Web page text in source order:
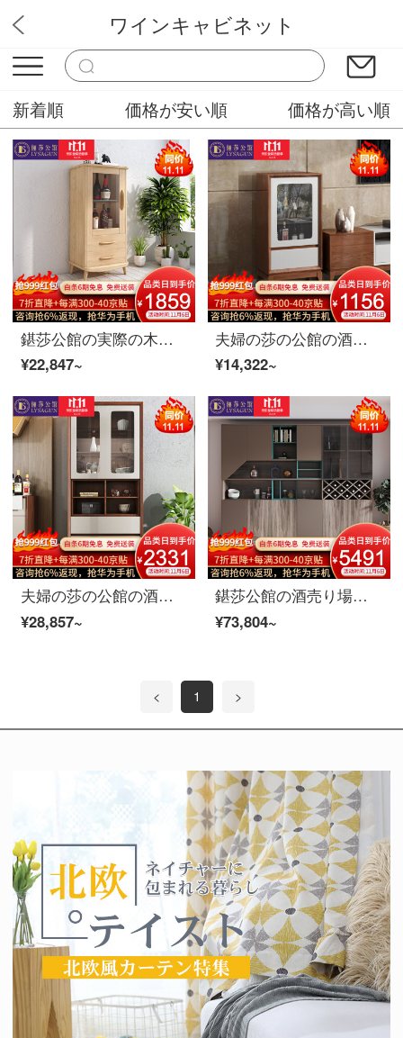
ユニーク家具販売
ワインキャビネット
新着順 価格が安い順 価格が高い順
鍖莎公館の実際の木の酒のキャビネット北欧の簡単な約束の食器棚の客間の家具はテレビを組み合わせます。
¥22,847~
夫婦の莎の公館の酒売り場の北欧の酒売り場の簡単な2つのガラスの赤い酒売り場の客間の食器棚の装飾の戸棚の家具の単門の低い酒屋の胡桃色
¥14,322~
夫婦の莎の公館の酒売り場の北欧の酒売り場の簡単な2つのガラスの赤い酒売り場の客間の食器棚の装飾の戸棚の家具の双門の酒売り場の胡桃色
¥28,857~
鍖莎公館の酒売り場の北欧の大きい酒売り場の近代的な簡約客のレストランは壁の菱形のワイン棚によって装飾の戸棚を組み合わせて家具の酒売り場を注文して2.1-240 mに注文します。
¥73,804~
< 1 >